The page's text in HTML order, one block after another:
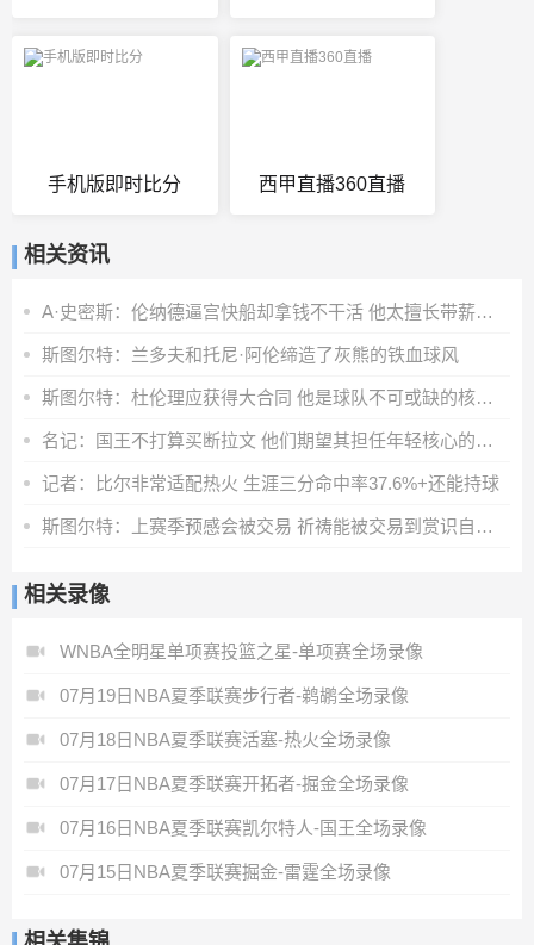
手机版即时比分 西甲直播360直播
相关资讯
A·史密斯：伦纳德逼宫快船却拿钱不干活 他太擅长带薪休假了
斯图尔特：兰多夫和托尼·阿伦缔造了灰熊的铁血球风
斯图尔特：杜伦理应获得大合同 他是球队不可或缺的核心拼图
名记：国王不打算买断拉文 他们期望其担任年轻核心的老将领袖
记者：比尔非常适配热火 生涯三分命中率37.6%+还能持球
斯图尔特：上赛季预感会被交易 祈祷能被交易到赏识自己的球队
相关录像
WNBA全明星单项赛投篮之星-单项赛全场录像
07月19日NBA夏季联赛步行者-鹈鹕全场录像
07月18日NBA夏季联赛活塞-热火全场录像
07月17日NBA夏季联赛开拓者-掘金全场录像
07月16日NBA夏季联赛凯尔特人-国王全场录像
07月15日NBA夏季联赛掘金-雷霆全场录像